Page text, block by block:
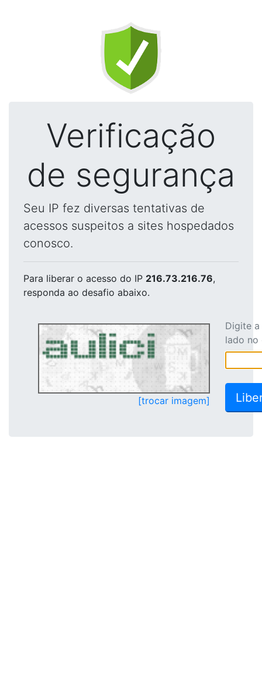
Verificação
de segurança
Seu IP fez diversas tentativas de
acessos suspeitos a sites hospedados
conosco.
Para liberar o acesso do IP 216.73.216.76,
responda ao desafio abaixo.
[trocar imagem]
Digite
lado no